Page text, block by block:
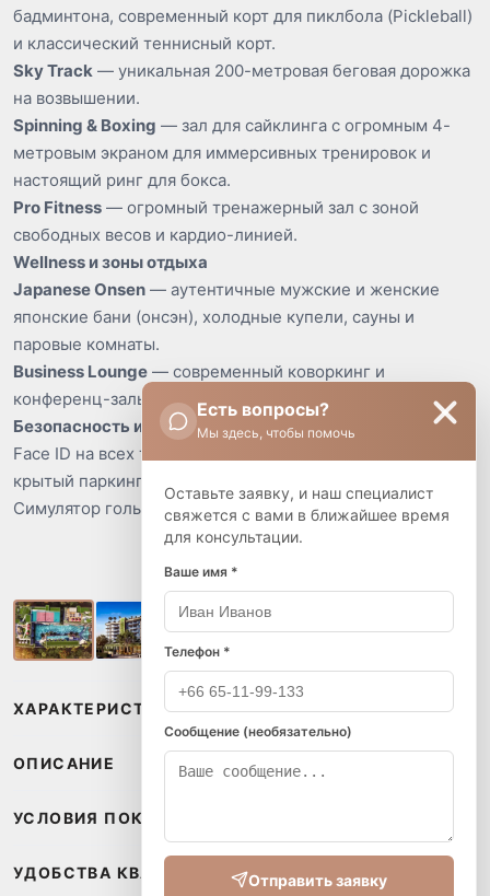
бадминтона, современный корт для пиклбола (Pickleball)
и классический теннисный корт.
Sky Track — уникальная 200-метровая беговая дорожка
на возвышении.
Spinning & Boxing — зал для сайклинга с огромным 4-
метровым экраном для иммерсивных тренировок и
настоящий ринг для бокса.
Pro Fitness — огромный тренажерный зал с зоной
свободных весов и кардио-линией.
Wellness и зоны отдыха
Japanese Onsen — аутентичные мужские и женские
японские бани (онсэн), холодные купели, сауны и
паровые комнаты.
Business Lounge — современный коворкинг и
конференц-залы для деловых встреч.
Безопасность и удобства
Face ID на всех точках доступа, круглосуточная охрана и
крытый паркинг.
Симулятор гольфа и столы для настольного тенниса.
ХАРАКТЕРИСТИКИ
ОПИСАНИЕ
УСЛОВИЯ ПОКУПКИ
УДОБСТВА КВАРТИРЫ
Есть вопросы?
Мы здесь, чтобы помочь
Оставьте заявку, и наш специалист
свяжется с вами в ближайшее время
для консультации.
Ваше имя *
Телефон *
Сообщение (необязательно)
Отправить заявку